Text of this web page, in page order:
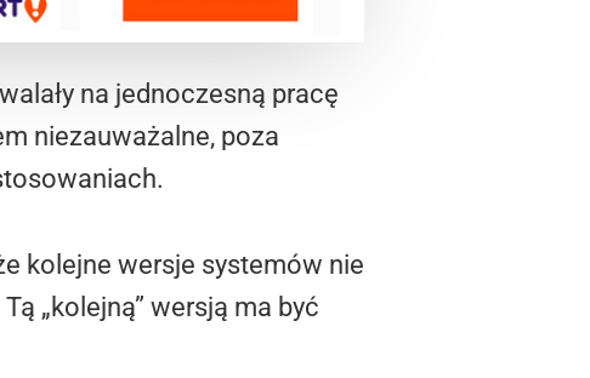
na jednoczesną pracę
niezauważalne, poza
kolejne wersje systemów nie
„kolejną” wersją ma być